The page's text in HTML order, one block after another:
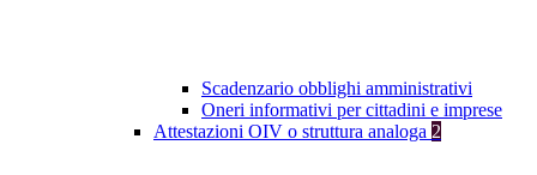
Scadenzario obblighi amministrativi
Oneri informativi per cittadini e imprese
Attestazioni OIV o struttura analoga 2